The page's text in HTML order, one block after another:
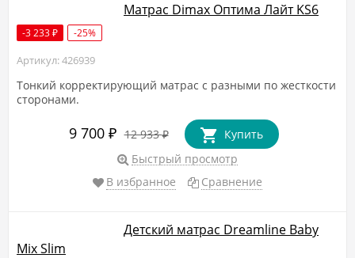
Матрас Dimax Оптима Лайт KS6
-3 233 ₽ -25%
Артикул: 426939
Тонкий корректирующий матрас с разными по жесткости
сторонами.
9 700 ₽ 12 933₽
Купить
Быстрый просмотр
В избранное
Сравнение
Детский матрас Dreamline Baby
Mix Slim